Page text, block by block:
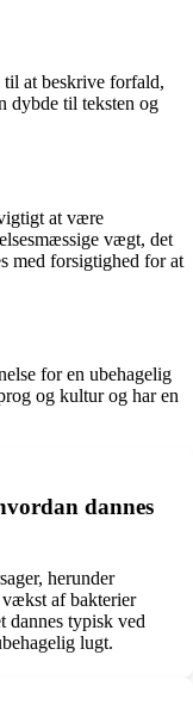
til at beskrive forfald,
dybde til teksten og
at være
vægt, det
med forsigtighed for at
for en ubehagelig
og kultur og har en
dannes
herunder
af bakterier
dannes typisk ved
lugt.